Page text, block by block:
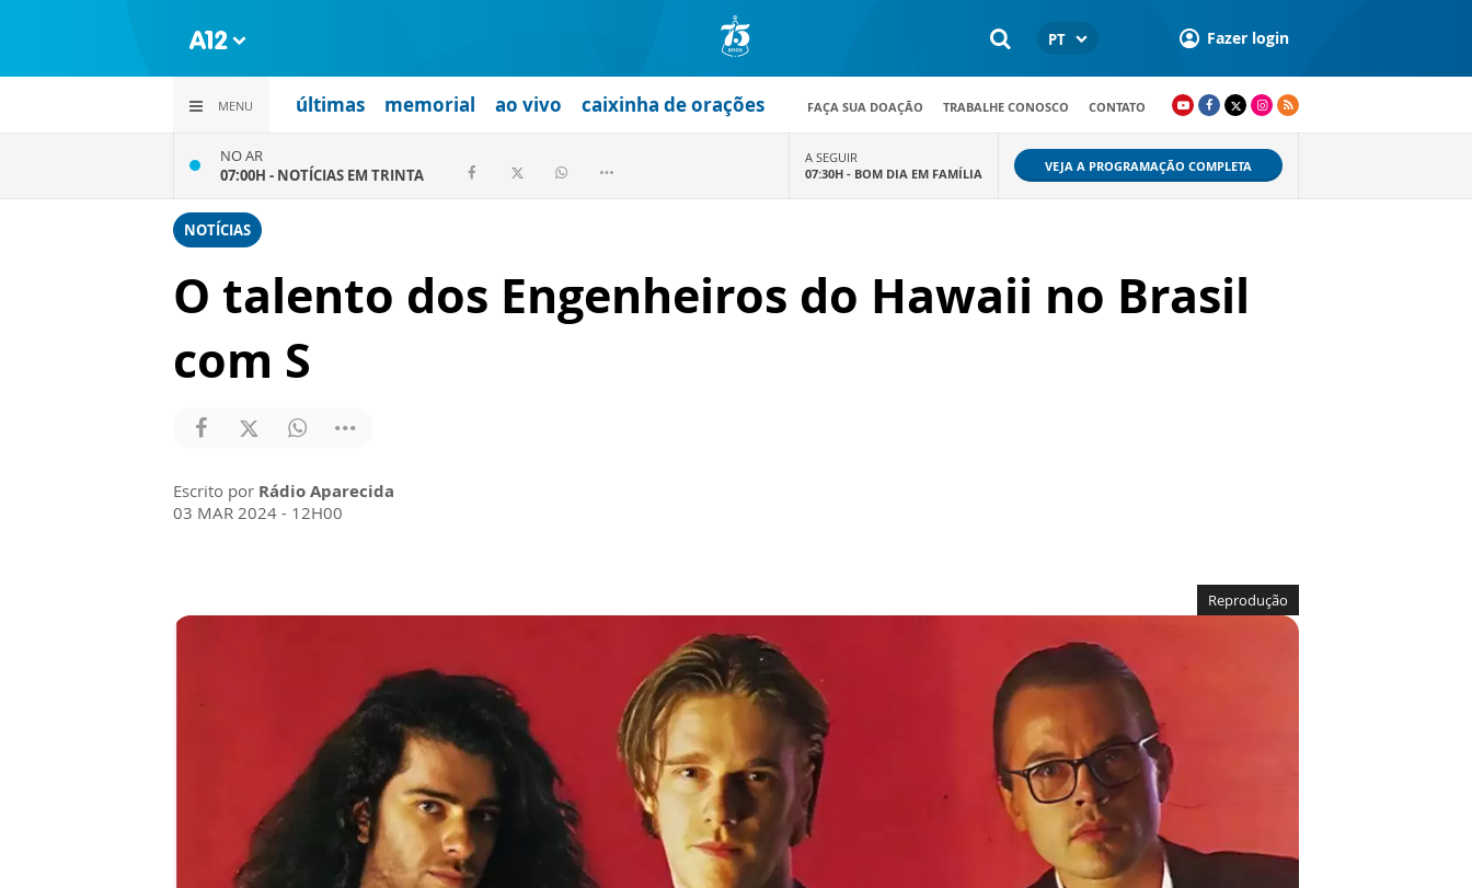
PT Fazer login
MENU últimas memorial ao vivo caixinha de orações FAÇA SUA DOAÇÃO TRABALHE CONOSCO CONTATO
NO AR
07:00H - NOTÍCIAS EM TRINTA
A SEGUIR
07:30H - BOM DIA EM FAMÍLIA VEJA A PROGRAMAÇÃO COMPLETA
NOTÍCIAS
O talento dos Engenheiros do Hawaii no Brasil
com S
Escrito por Rádio Aparecida
03 MAR 2024 - 12H00
Reprodução